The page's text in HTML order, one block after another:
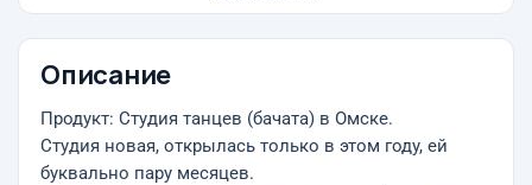
Описание
Продукт: Студия танцев (бачата) в Омске.
Студия новая, открылась только в этом году, ей
буквально пару месяцев.